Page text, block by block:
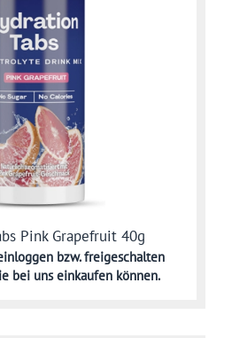
Pink Grapefruit 40g
bzw. freigeschalten
bei uns einkaufen können.